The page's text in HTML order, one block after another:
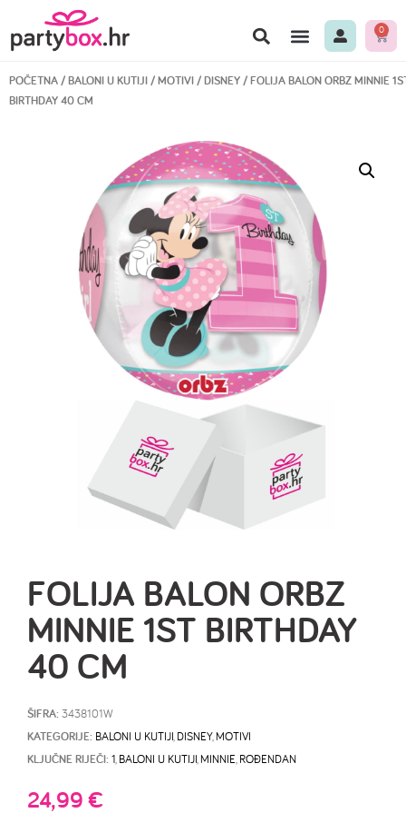
0
POČETNA/BALONI U KUTIJI/MOTIVI/DISNEY/ FOLIJA BALON ORBZ MINNIE
BIRTHDAY 40 CM
FOLIJA BALON ORBZ
MINNIE 1ST BIRTHDAY
40 CM
ŠIFRA: 3438101W
KATEGORIJE: BALONI U KUTIJI DISNEY,MOTIVI
KLJUČNE RIJEČI: 1 BALONI U KUTIJI MINNIE ROĐENDAN
24,99€